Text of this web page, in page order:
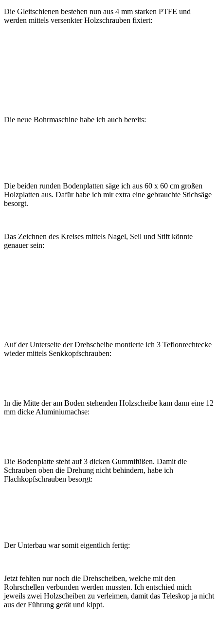
Die Gleitschienen bestehen nun aus 4 mm starken PTFE und
werden mittels versenkter Holzschrauben fixiert:
Die neue Bohrmaschine habe ich auch bereits:
Die beiden runden Bodenplatten säge ich aus 60 x 60 cm großen
Holzplatten aus. Dafür habe ich mir extra eine gebrauchte Stichsäge
besorgt.
Das Zeichnen des Kreises mittels Nagel, Seil und Stift könnte
genauer sein:
Auf der Unterseite der Drehscheibe montierte ich 3 Teflonrechtecke
wieder mittels Senkkopfschrauben:
In die Mitte der am Boden stehenden Holzscheibe kam dann eine 12
mm dicke Aluminiumachse:
Die Bodenplatte steht auf 3 dicken Gummifüßen. Damit die
Schrauben oben die Drehung nicht behindern, habe ich
Flachkopfschrauben besorgt:
Der Unterbau war somit eigentlich fertig:
Jetzt fehlten nur noch die Drehscheiben, welche mit den
Rohrschellen verbunden werden mussten. Ich entschied mich
jeweils zwei Holzscheiben zu verleimen, damit das Teleskop ja nicht
aus der Führung gerät und kippt.